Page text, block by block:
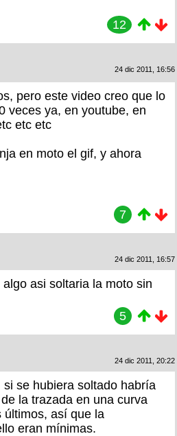
12
24 dic 2011, 16:56
pero este video creo que lo
veces ya, en youtube, en
etc etc
en moto el gif, y ahora
7
24 dic 2011, 16:57
asi soltaria la moto sin
5
24 dic 2011, 20:22
se hubiera soltado habría
la trazada en una curva
últimos, así que la
eran mínimas.